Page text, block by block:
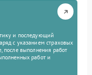
и последующий
с указанием страховых
после выполнения работ
работ и